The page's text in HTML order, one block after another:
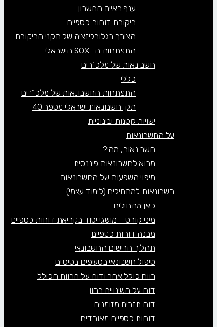
ענף ראיית החשבון
ביקורת דוחות כספיים
הצורך בגלובליזציה של תקני הביקורת
התפתחות ה- SOX הישראלי
חשבונאות של מלכ”רים
כללי
התפתחות החשבונאות של מלכ”רים
תקן חשבונאות ישראלי מספר 40
ישויות קטנות ובינוניות
על החשבונאות
חשבונאות, מהי?
מבוא לחשבונאות פיננסית
מיפוי השפעות של החשבונאות
חשבונאות למתחילים (לימוד עצמי)
כאן מתחילים
מיני קורס – מושגי יסוד בקריאת דוחות כספיים
מבנה דוחות כספיים
תהליך הרישום החשבונאי
טיפול חשבונאי בסעיפים בסיסיים
רווח כולל אחר ודוח על הרווח הכולל
דוח על השינויים בהון
דוח תזרים מזומנים
דוחות כספיים מאוחדים